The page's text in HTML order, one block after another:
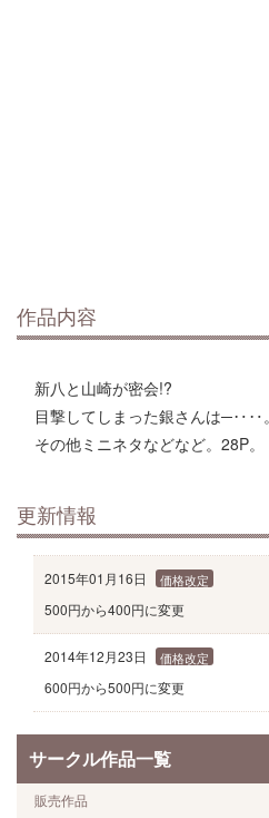
作品内容
新八と山崎が密会!?
目撃してしまった銀さんは─‥‥。
その他ミニネタなどなど。28P。
更新情報
2015年01月16日 価格改定
500円から400円に変更
2014年12月23日 価格改定
600円から500円に変更
サークル作品一覧
販売作品